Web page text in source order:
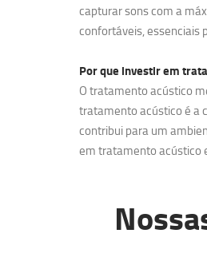
capturar sons com a
confortáveis, essenciais
Por que investir em
O tratamento acústico
tratamento acústico é a
contribui para um
em tratamento acústico